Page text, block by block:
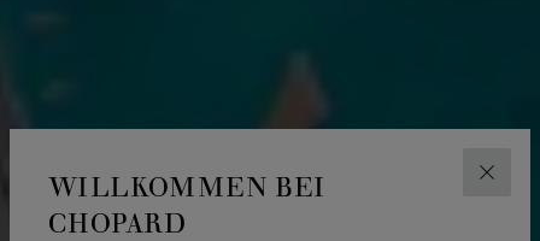
WILLKOMMEN BEI
CHOPARD